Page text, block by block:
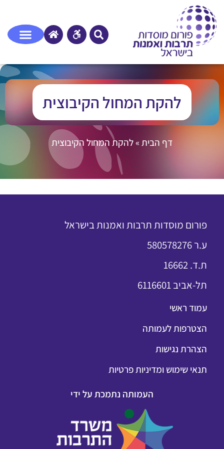
להקת המחול הקיבוצית
דף הבית»להקת המחול הקיבוצית
פורום מוסדות תרבות ואמנות בישראל
ע.ר 580578276
ת.ד. 16662
תל-אביב 6116601
עמוד ראשי
הצטרפות לעמותה
הצהרת נגישות
תנאי שימוש ומדיניות פרטיות
העמותה נתמכת על ידי